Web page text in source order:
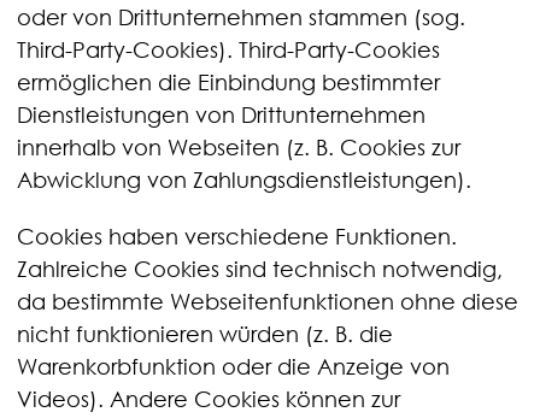
oder von Drittunternehmen stammen (sog.
Third-Party-Cookies). Third-Party-Cookies
ermöglichen die Einbindung bestimmter
Dienstleistungen von Drittunternehmen
innerhalb von Webseiten (z. B. Cookies zur
Abwicklung von Zahlungsdienstleistungen).
Cookies haben verschiedene Funktionen.
Zahlreiche Cookies sind technisch notwendig,
da bestimmte Webseitenfunktionen ohne diese
nicht funktionieren würden (z. B. die
Warenkorbfunktion oder die Anzeige von
Videos). Andere Cookies können zur